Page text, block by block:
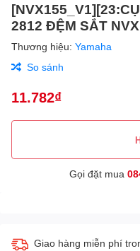
2812 ĐỆM SẮT
Thương hiệu: Yamaha
So sánh
11.782₫
Gọi đặt mua
Giao hàng miễn phí